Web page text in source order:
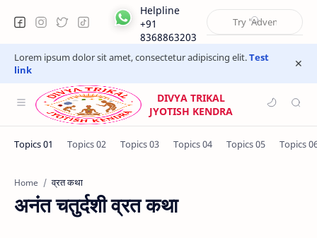
Helpline
+91
8368863203
Lorem ipsum dolor sit amet, consectetur adipiscing elit.Test
link
DIVYA TRIKAL
JYOTISH KENDRA
Home व्रत कथा
अनंत चतुर्दशी व्रत कथा